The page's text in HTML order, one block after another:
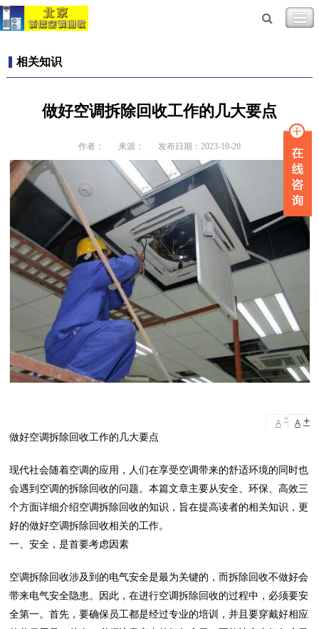
相关知识
做好空调拆除回收工作的几大要点
作者： 来源： 发布日期：2023-10-20
A - A +
做好空调拆除回收工作的几大要点
现代社会随着空调的应用，人们在享受空调带来的舒适环境的同时也
会遇到空调的拆除回收的问题。本篇文章主要从安全、环保、高效三
个方面详细介绍空调拆除回收的知识，旨在提高读者的相关知识，更
好的做好空调拆除回收相关的工作。
一、安全，是首要考虑因素
空调拆除回收涉及到的电气安全是最为关键的，而拆除回收不做好会
带来电气安全隐患。因此，在进行空调拆除回收的过程中，必须要安
全第一。首先，要确保员工都是经过专业的培训，并且要穿戴好相应